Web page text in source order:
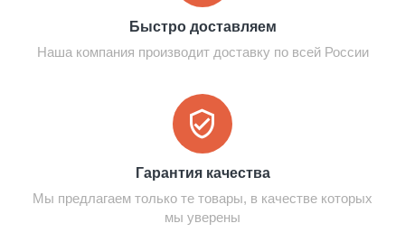
Быстро доставляем
Наша компания производит доставку по всей России
Гарантия качества
Мы предлагаем только те товары, в качестве которых
мы уверены